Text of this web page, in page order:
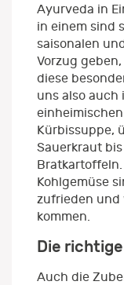
Ayurveda in
in einem sind
saisonalen
Vorzug
diese
uns also auch
Kürbissuppe,
Sauerkraut
Bratkartoffeln.
Kohlgemüse
zufrieden und
kommen.
Die
Auch die